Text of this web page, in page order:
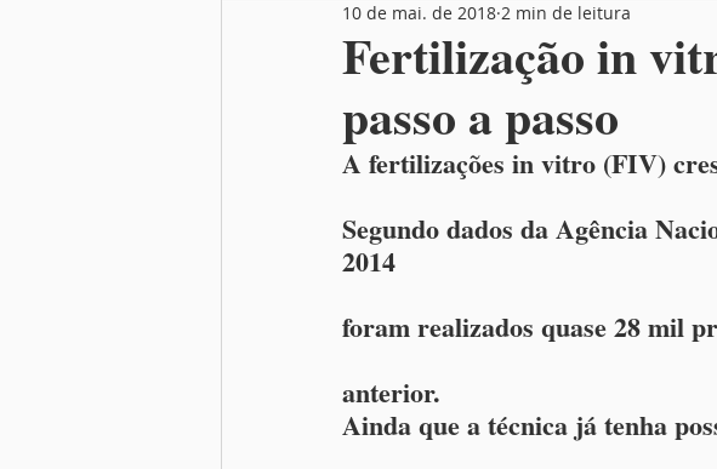
Festas MamãeBox Entrevista
Fertilização in
passo a passo
10 de mai. de 2018 2 min de leitura
A fertilizações in vitro (FIV)
Segundo dados da Agência
2014
foram realizados quase 28 mil
anterior.
Ainda que a técnica já tenha